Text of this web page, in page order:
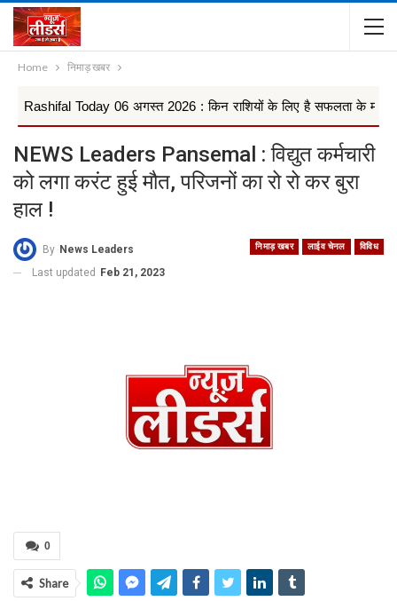
Home निमाड़ खबर
Today 06 अगस्त 2026 : किन राशियों के लिए है सफलता के मजबूत योग,
NEWS Leaders Pansemal : विद्युत कर्मचारी
को लगा करंट हुई मौत, परिजनों का रो रो कर बुरा
हाल !
निमाड़ खबर लाईव चेनल विविध
By News Leaders
Last updated Feb 21, 2023
0
Share